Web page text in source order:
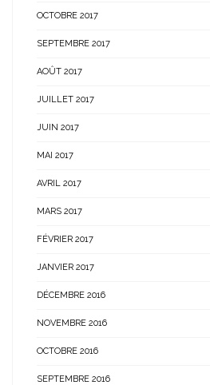
OCTOBRE 2017
SEPTEMBRE 2017
AOÛT 2017
JUILLET 2017
JUIN 2017
MAI 2017
AVRIL 2017
MARS 2017
FÉVRIER 2017
JANVIER 2017
DÉCEMBRE 2016
NOVEMBRE 2016
OCTOBRE 2016
SEPTEMBRE 2016